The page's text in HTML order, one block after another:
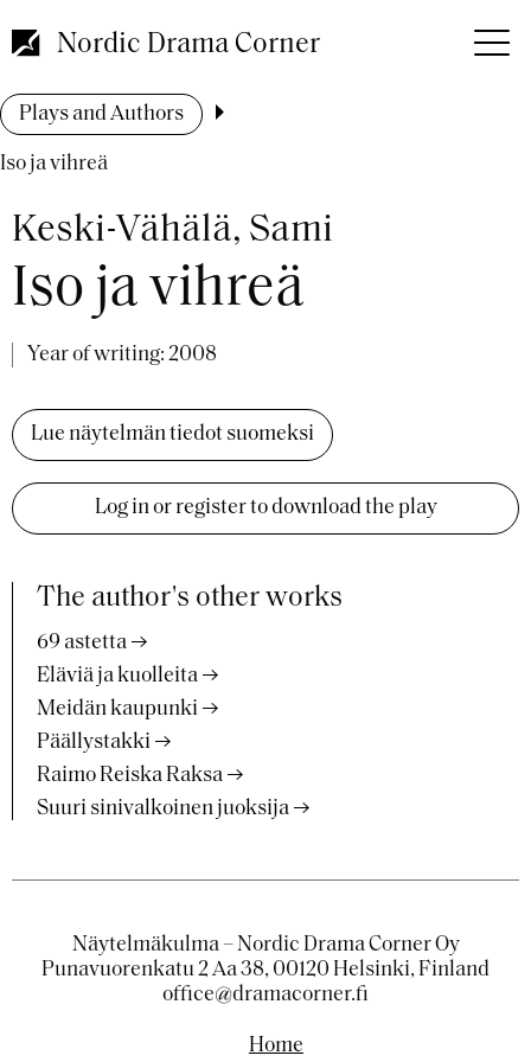
to
main
Nordic Drama Corner
Breadcrumb
Plays and Authors
Iso ja vihreä
Keski-Vähälä, Sami
Iso ja vihreä
Year of writing: 2008
Lue näytelmän tiedot suomeksi
Log in or register to download the play
The author's other works
69 astetta
Eläviä ja kuolleita
Meidän kaupunki
Päällystakki
Raimo Reiska Raksa
Suuri sinivalkoinen juoksija
Näytelmäkulma – Nordic Drama Corner Oy
Punavuorenkatu 2 Aa 38, 00120 Helsinki, Finland
office@dramacorner.fi
Home